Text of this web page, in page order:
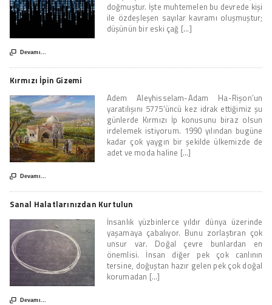
doğmuştur. İşte muhtemelen bu devrede kişi
ile özdeşleşen sayılar kavramı oluşmuştur;
düşünün bir eski çağ [...]
 Devamı...
Kırmızı İpin Gizemi
Adem Aleyhisselam-Adam Ha-Rişon’un
yaratılışını 5775'üncü kez idrak ettiğimiz şu
günlerde Kırmızı İp konusunu biraz olsun
irdelemek istiyorum. 1990 yılından bugüne
kadar çok yaygın bir şekilde ülkemizde de
adet ve moda haline [...]
 Devamı...
Sanal Halatlarınızdan Kurtulun
İnsanlık yüzbinlerce yıldır dünya üzerinde
yaşamaya çabalıyor. Bunu zorlaştıran çok
unsur var. Doğal çevre bunlardan en
önemlisi. İnsan diğer pek çok canlının
tersine, doğuştan hazır gelen pek çok doğal
korumadan [...]
 Devamı...